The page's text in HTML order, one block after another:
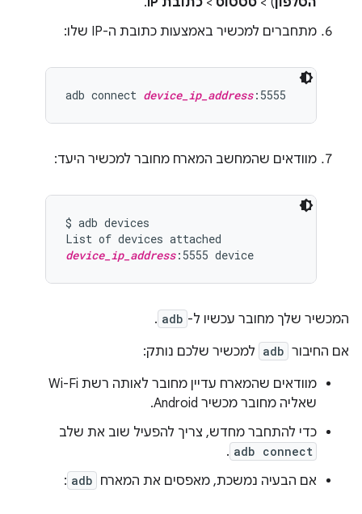
מתחברים למכשיר באמצעות כתובת ה-IP שלו:
adb connect device_ip_address
מוודאים שהמחשב המארח מחובר למכשיר היעד:
$ adb devices
device_ip_address
המכשיר שלך מחובר עכשיו ל- adb
.
אם החיבור adb למכשיר שלכם נותק:
מוודאים שהמארח עדיין מחובר לאותה רשת Wi-Fi
שאליה מחובר מכשיר Android.
כדי להתחבר מחדש, צריך להפעיל שוב את שלב
adb connect
.
אם הבעיה נמשכת, מאפסים את המארח adb
: